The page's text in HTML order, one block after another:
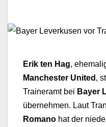
Erik ten Hag,
Manchester United ,
Traineramt bei Bayer
übernehmen. Laut
Romano hat der